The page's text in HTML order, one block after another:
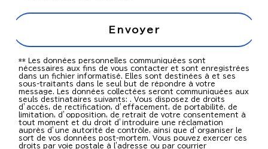
Envoyer
** Les données personnelles communiquées sont
nécessaires aux fins de vous contacter et sont enregistrées
dans un fichier informatisé. Elles sont destinées à et ses
sous-traitants dans le seul but de répondre à votre
message. Les données collectées seront communiquées aux
seuls destinataires suivants: . Vous disposez de droits
d’accès, de rectification, d’effacement, de portabilité, de
limitation, d’opposition, de retrait de votre consentement à
tout moment et du droit d’introduire une réclamation
auprès d’une autorité de contrôle, ainsi que d’organiser le
sort de vos données post-mortem. Vous pouvez exercer ces
droits par voie postale à l'adresse ou par courrier